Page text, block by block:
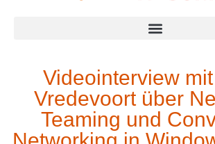
Videointerview
Vredevoort über
Teaming und